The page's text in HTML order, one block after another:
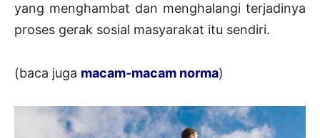
yang menghambat dan menghalangi terjadinya
proses gerak sosial masyarakat itu sendiri.
(baca juga macam-macam norma)